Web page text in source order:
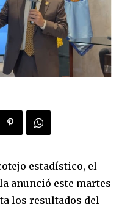
estadístico, el
anunció este martes
los resultados del